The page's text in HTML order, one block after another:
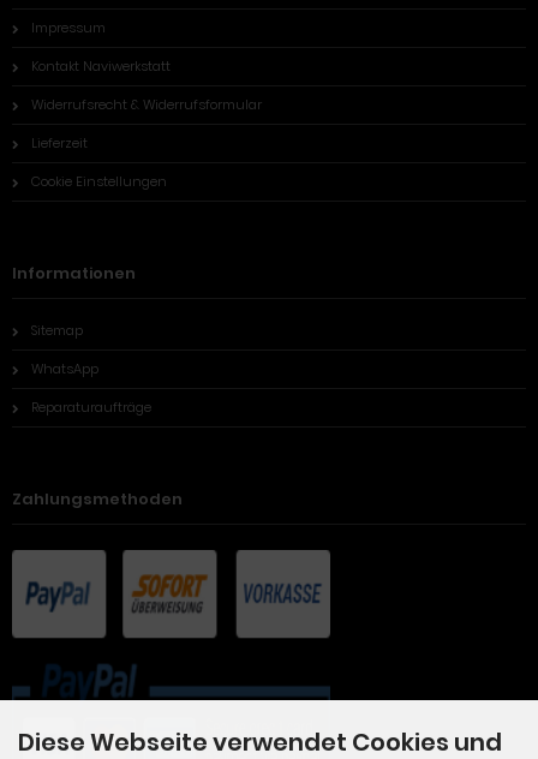
Impressum
Kontakt Naviwerkstatt
Widerrufsrecht & Widerrufsformular
Lieferzeit
Cookie Einstellungen
Informationen
Sitemap
WhatsApp
Reparaturaufträge
Zahlungsmethoden
Diese Webseite verwendet Cookies und